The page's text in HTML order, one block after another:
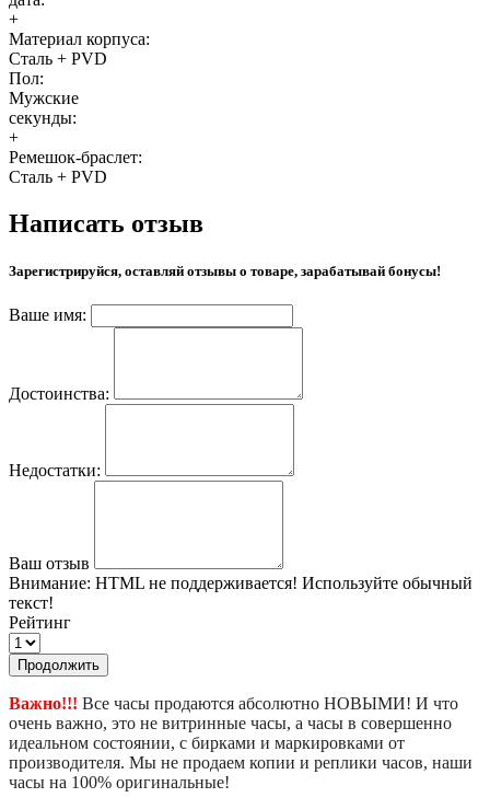
+
Материал корпуса:
Сталь + PVD
Пол:
Мужские
секунды:
+
Ремешок-браслет:
Сталь + PVD
Написать отзыв
Зарегистрируйся, оставляй отзывы о товаре, зарабатывай бонусы!
Ваше имя:
Достоинства:
Недостатки:
Ваш отзыв
Внимание: HTML не поддерживается! Используйте обычный
текст!
Рейтинг
Продолжить
Важно!!! Все часы продаются абсолютно НОВЫМИ! И что
очень важно, это не витринные часы, а часы в совершенно
идеальном состоянии, с бирками и маркировками от
производителя. Мы не продаем копии и реплики часов, наши
часы на 100% оригинальные!